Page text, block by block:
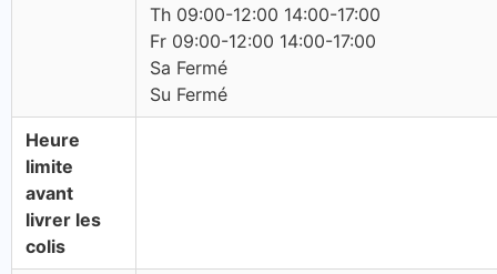
Th 09:00-12:00 14:00-17:00
Fr 09:00-12:00 14:00-17:00
Sa Fermé
Su Fermé
Heure
limite
avant
livrer les
colis